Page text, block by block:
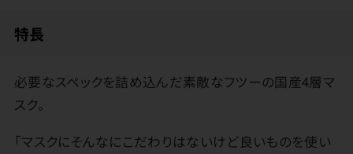
特長
必要なスペックを詰め込んだ素敵なフツーの国産4層マ
スク。
「マスクにそんなにこだわりはないけど良いものを使い